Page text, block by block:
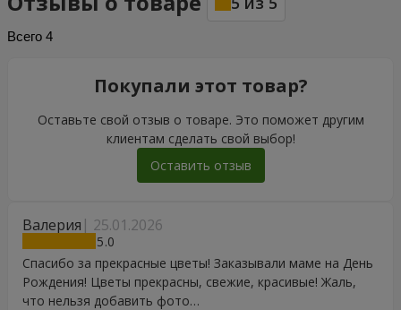
Всего 4
Валерия 25.01.2026
5
Спасибо за прекрасные цветы! Заказывали маме на День
Рождения! Цветы прекрасны, свежие, красивые! Жаль,
что нельзя добавить фото…
Покупали этот товар?
Оставьте свой отзыв о товаре. Это поможет другим
клиентам сделать свой выбор!
Оставить отзыв